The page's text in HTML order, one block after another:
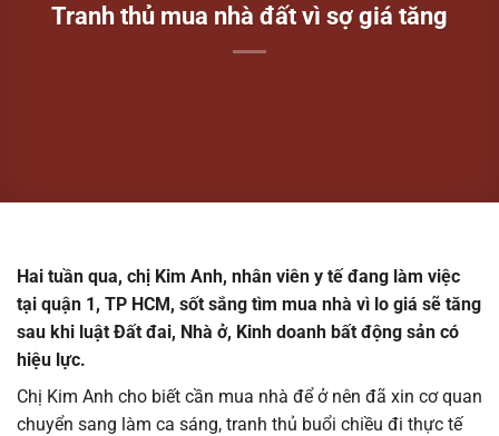
Tranh thủ mua nhà đất vì sợ giá tăng
Hai tuần qua, chị Kim Anh, nhân viên y tế đang làm việc
tại quận 1, TP HCM, sốt sắng tìm mua nhà vì lo giá sẽ tăng
sau khi luật Đất đai, Nhà ở, Kinh doanh bất động sản có
hiệu lực.
Chị Kim Anh cho biết cần mua nhà để ở nên đã xin cơ quan
chuyển sang làm ca sáng, tranh thủ buổi chiều đi thực tế